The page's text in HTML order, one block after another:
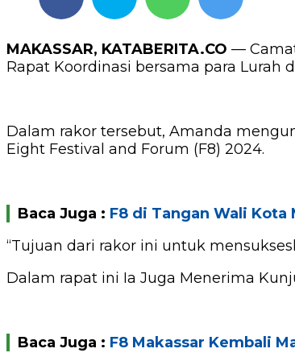
MAKASSAR, KATABERITA.CO —
Rapat Koordinasi bersama para Lurah
Dalam rakor tersebut, Amanda
Eight Festival and Forum (F8) 2024.
Baca Juga : F8 di Tangan Wali
“Tujuan dari rakor ini untuk
Dalam rapat ini Ia Juga Menerima
Baca Juga : F8 Makassar Kembali